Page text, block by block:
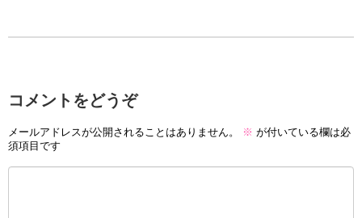
コメントをどうぞ
メールアドレスが公開されることはありません。 ※ が付いている欄は必
須項目です